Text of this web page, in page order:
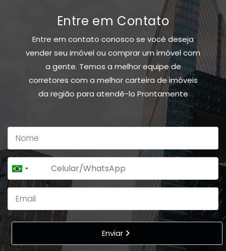
Entre em Contato
Entre em contato conosco se você deseja
vender seu imóvel ou comprar um imóvel com
a gente. Temos a melhor equipe de
corretores com a melhor carteira de imóveis
da região para atendê-lo Prontamente
Brazil
+55
Enviar